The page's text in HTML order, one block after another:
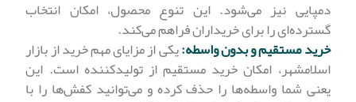
دمپایی نیز می‌شود. این تنوع محصول، امکان انتخاب
گسترده‌ای را برای خریداران فراهم می‌کند.
خرید مستقیم و بدون واسطه:یکی از مزایای مهم خرید از بازار
اسلامشهر، امکان خرید مستقیم از تولیدکننده است. این
یعنی شما واسطه‌ها را حذف کرده و می‌توانید کفش‌ها را با